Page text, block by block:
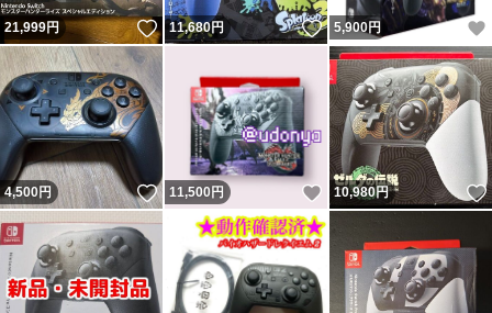
21,999円 いいね！
11,680円 いいね！
5,900円
4,500円 いいね！
11,500 円 いいね！
10,980円